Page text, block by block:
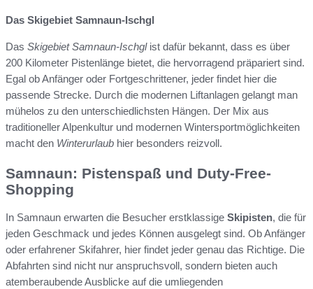
Das Skigebiet Samnaun-Ischgl
Das Skigebiet Samnaun-Ischglist dafür bekannt, dass es über
200 Kilometer Pistenlänge bietet, die hervorragend präpariert sind.
Egal ob Anfänger oder Fortgeschrittener, jeder findet hier die
passende Strecke. Durch die modernen Liftanlagen gelangt man
mühelos zu den unterschiedlichsten Hängen. Der Mix aus
traditioneller Alpenkultur und modernen Wintersportmöglichkeiten
macht den Winterurlaub hier besonders reizvoll.
Samnaun: Pistenspaß und Duty-Free-
Shopping
In Samnaun erwarten die Besucher erstklassige Skipisten, die für
jeden Geschmack und jedes Können ausgelegt sind. Ob Anfänger
oder erfahrener Skifahrer, hier findet jeder genau das Richtige. Die
Abfahrten sind nicht nur anspruchsvoll, sondern bieten auch
atemberaubende Ausblicke auf die umliegenden